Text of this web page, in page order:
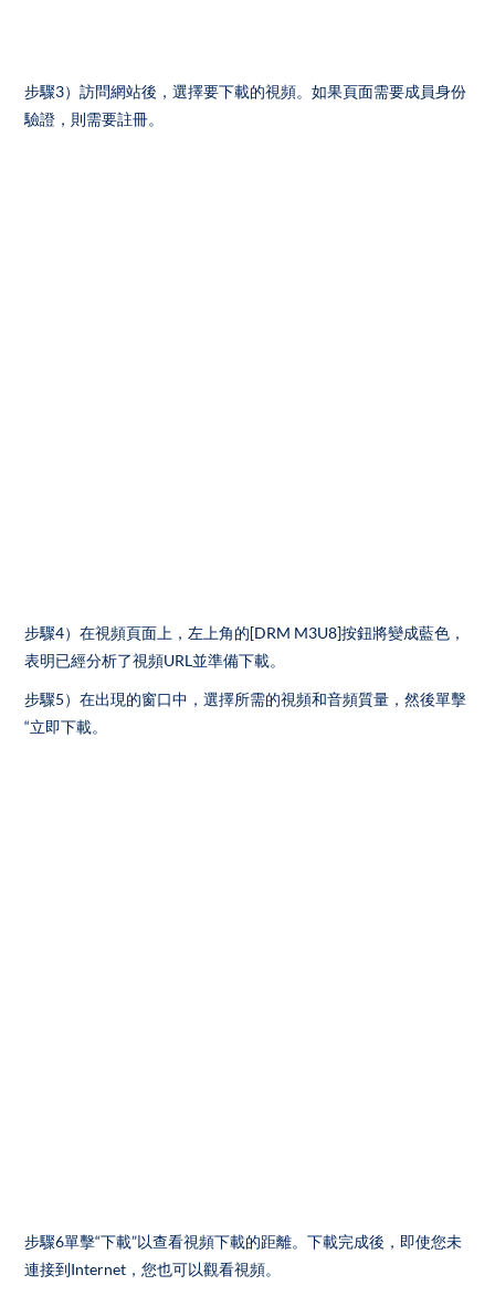
步驟3）訪問網站後，選擇要下載的視頻。如果頁面需要成員身份
驗證，則需要註冊。
步驟4）在視頻頁面上，左上角的[DRM M3U8]按鈕將變成藍色，
表明已經分析了視頻URL並準備下載。
步驟5）在出現的窗口中，選擇所需的視頻和音頻質量，然後單擊
“立即下載。
步驟6單擊“下載”以查看視頻下載的距離。下載完成後，即使您未
連接到Internet，您也可以觀看視頻。